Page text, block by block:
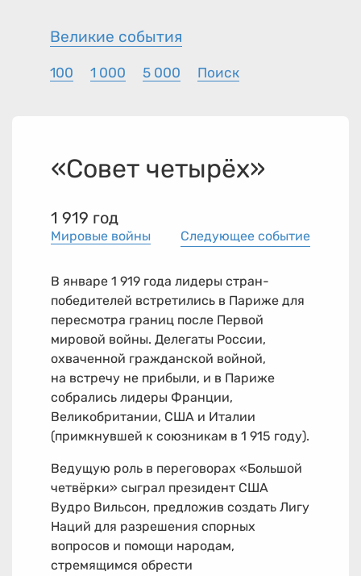
Великие события
100 1 000 5 000 Поиск
«Совет четырёх»
1 919 год
Мировые войны Следующее событие
В январе 1 919 года лидеры стран-
победителей встретились в Париже для
пересмотра границ после Первой
мировой войны. Делегаты России,
охваченной гражданской войной,
на встречу не прибыли, и в Париже
собрались лидеры Франции,
Великобритании, США и Италии
(примкнувшей к союзникам в 1 915 году).
Ведущую роль в переговорах «Большой
четвёрки» сыграл президент США
Вудро Вильсон, предложив создать Лигу
Наций для разрешения спорных
вопросов и помощи народам,
стремящимся обрести